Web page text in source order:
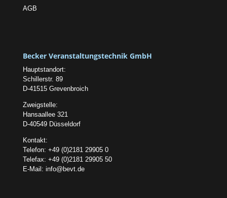
AGB
Becker Veranstaltungstechnik GmbH
Hauptstandort:
Schillerstr. 89
D-41515 Grevenbroich
Zweigstelle:
Hansaallee 321
D-40549 Düsseldorf
Kontakt:
Telefon: +49 (0)2181 29905 0
Telefax: +49 (0)2181 29905 50
E-Mail: info@bevt.de